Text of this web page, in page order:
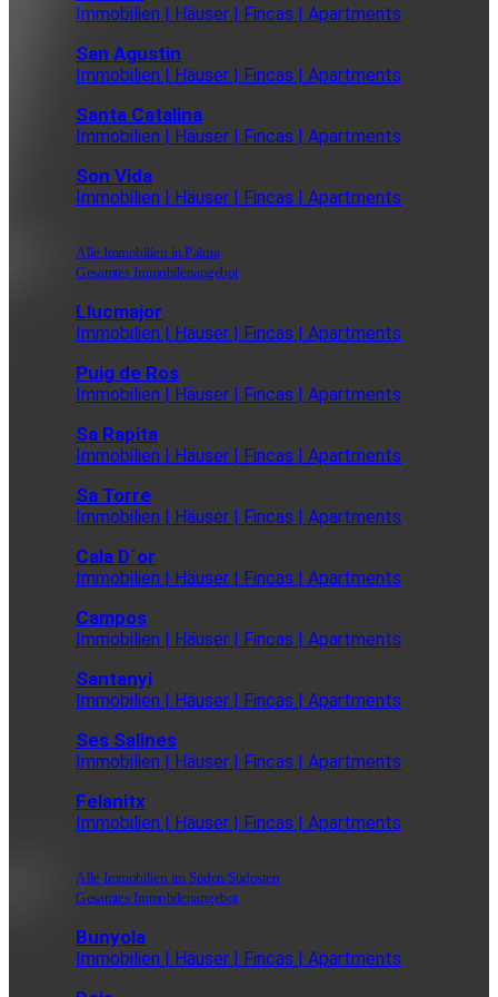
Immobilien | Häuser | Fincas | Apartments
San Agustin
Immobilien | Häuser | Fincas | Apartments
Santa Catalina
Immobilien | Häuser | Fincas | Apartments
Son Vida
Immobilien | Häuser | Fincas | Apartments
Alle Immobilien in Palma
Gesamtes Immobilenangebot
Llucmajor
Immobilien | Häuser | Fincas | Apartments
Puig de Ros
Immobilien | Häuser | Fincas | Apartments
Sa Rapita
Immobilien | Häuser | Fincas | Apartments
Sa Torre
Immobilien | Häuser | Fincas | Apartments
Cala D´or
Immobilien | Häuser | Fincas | Apartments
Campos
Immobilien | Häuser | Fincas | Apartments
Santanyi
Immobilien | Häuser | Fincas | Apartments
Ses Salines
Immobilien | Häuser | Fincas | Apartments
Felanitx
Immobilien | Häuser | Fincas | Apartments
Alle Immobilien im Süden/Südosten
Gesamtes Immobilenangebot
Bunyola
Immobilien | Häuser | Fincas | Apartments